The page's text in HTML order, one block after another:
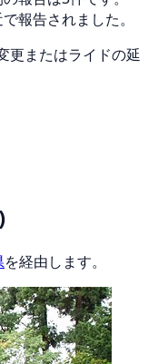
報告されました。
更またはライドの延
を経由します。